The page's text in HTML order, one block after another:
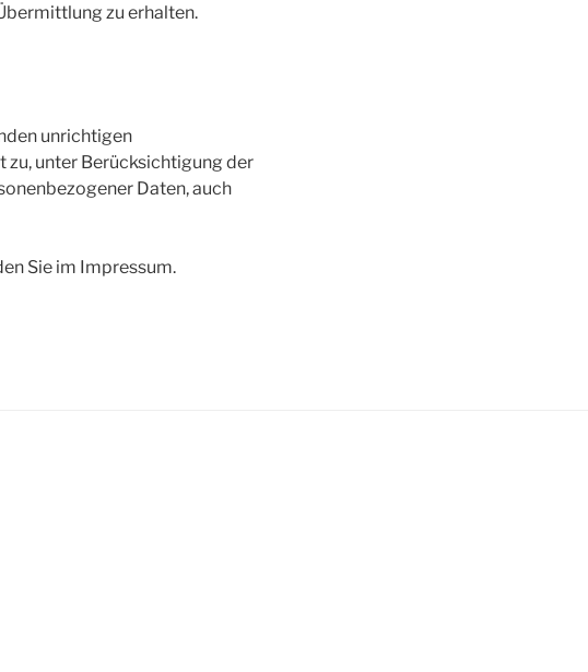
zu erhalten.
unrichtigen
zu, unter Berücksichtigung der
Daten, auch
Sie im Impressum.